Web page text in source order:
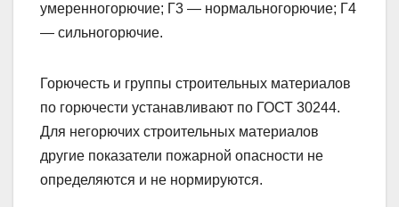
умеренногорючие; Г3 — нормальногорючие; Г4
— сильногорючие.
Горючесть и группы строительных материалов
по горючести устанавливают по ГОСТ 30244.
Для негорючих строительных материалов
другие показатели пожарной опасности не
определяются и не нормируются.